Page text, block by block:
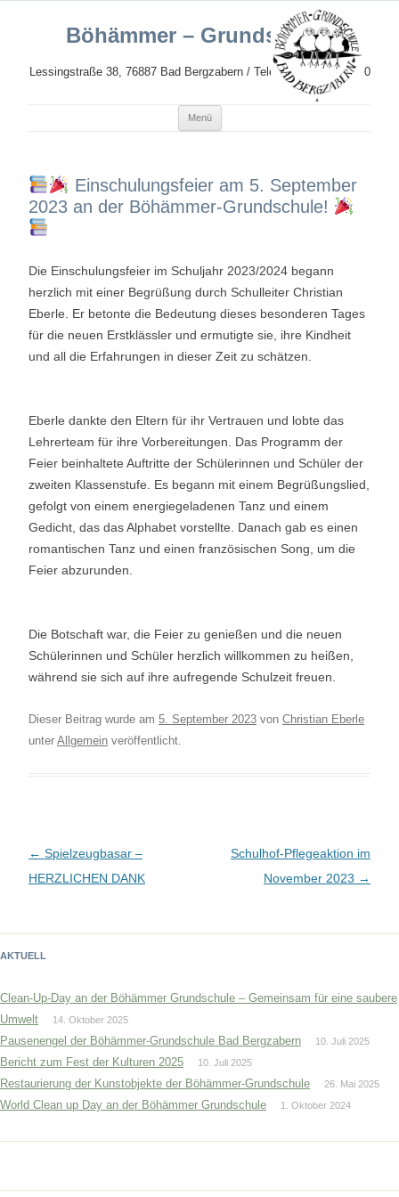
Böhämmer – Grundschule
Lessingstraße 38, 76887 Bad Bergzabern / Telefon: 06343 989620
Menü
springen
Einschulungsfeier am 5. September
2023 an der Böhämmer-Grundschule!
Die Einschulungsfeier im Schuljahr 2023/2024 begann
herzlich mit einer Begrüßung durch Schulleiter Christian
Eberle. Er betonte die Bedeutung dieses besonderen Tages
für die neuen Erstklässler und ermutigte sie, ihre Kindheit
und all die Erfahrungen in dieser Zeit zu schätzen.
Eberle dankte den Eltern für ihr Vertrauen und lobte das
Lehrerteam für ihre Vorbereitungen. Das Programm der
Feier beinhaltete Auftritte der Schülerinnen und Schüler der
zweiten Klassenstufe. Es begann mit einem Begrüßungslied,
gefolgt von einem energiegeladenen Tanz und einem
Gedicht, das das Alphabet vorstellte. Danach gab es einen
romantischen Tanz und einen französischen Song, um die
Feier abzurunden.
Die Botschaft war, die Feier zu genießen und die neuen
Schülerinnen und Schüler herzlich willkommen zu heißen,
während sie sich auf ihre aufregende Schulzeit freuen.
Dieser Beitrag wurde am 5. September 2023 von Christian Eberle
unter Allgemein veröffentlicht.
Beitragsnavigation
← Spielzeugbasar –
HERZLICHEN DANK
Schulhof-Pflegeaktion im
November 2023 →
AKTUELL
Clean-Up-Day an der Böhämmer Grundschule – Gemeinsam für eine saubere
Umwelt
14. Oktober 2025
Pausenengel der Böhämmer-Grundschule Bad Bergzabern 10. Juli 2025
Bericht zum Fest der Kulturen 2025 10. Juli 2025
Restaurierung der Kunstobjekte der Böhämmer-Grundschule 26. Mai 2025
World Clean up Day an der Böhämmer Grundschule 1. Oktober 2024